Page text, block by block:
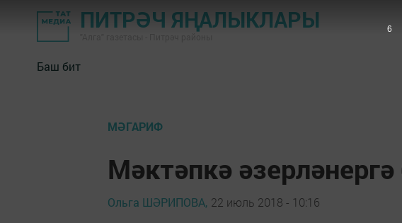
ПИТРӘЧ ЯҢАЛЫКЛАРЫ
Баш бит
МӘГАРИФ
Мәктәпкә
Ольга ШӘРИПОВА, 22 июль 2018 - 10:16
6